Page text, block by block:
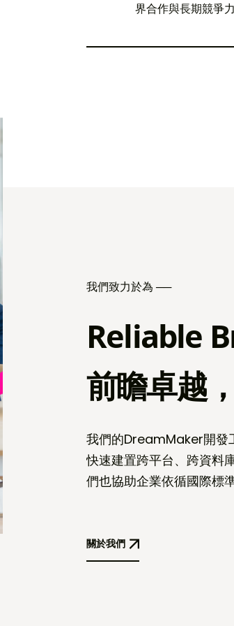
界合作與長期競爭
我們致力於為 ──
Reliable
前瞻卓越
我們的DreamMaker開發
快速建置跨平台、跨資料
們也協助企業依循國際標
關於我們